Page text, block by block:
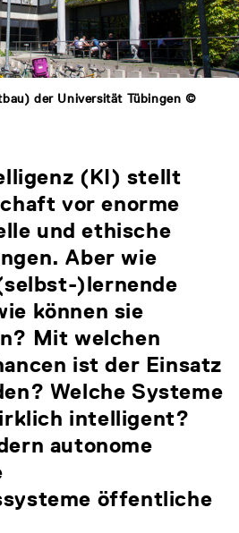
der Universität Tübingen ©
(KI) stellt
vor enorme
und ethische
Aber wie
)lernende
können sie
Mit welchen
ist der Einsatz
Welche Systeme
intelligent?
autonome
öffentliche